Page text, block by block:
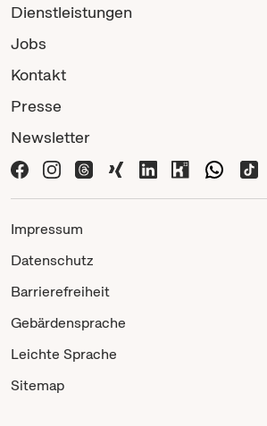
Dienstleistungen
Jobs
Kontakt
Presse
Newsletter
Impressum
Datenschutz
Barrierefreiheit
Gebärdensprache
Leichte Sprache
Sitemap